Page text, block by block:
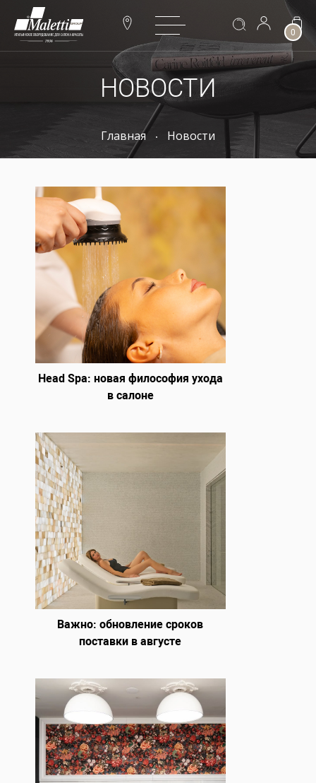
0
НОВОСТИ
Главная Новости
Head Spa: новая философия ухода
в салоне
Важно: обновление сроков
поставки в августе